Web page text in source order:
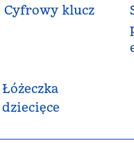
Cyfrowy klucz
Łóżeczka
dziecięce